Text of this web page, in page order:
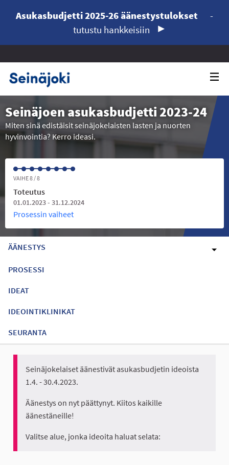
Asukasbudjetti 2025-26 äänestystulokset
-
tutustu hankkeisiin
Seinäjoen asukasbudjetti 2023-24
Miten sinä edistäisit seinäjokelaisten lasten ja nuorten
hyvinvointia? Kerro ideasi.
VAIHE 8 / 8
Toteutus
01.01.2023 - 31.12.2024
Prosessin vaiheet
ÄÄNESTYS
PROSESSI
IDEAT
IDEOINTIKLINIKAT
SEURANTA
Seinäjokelaiset äänestivät asukasbudjetin ideoista
1.4. - 30.4.2023.
Äänestys on nyt päättynyt. Kiitos kaikille
äänestäneille!
Valitse alue, jonka ideoita haluat selata: